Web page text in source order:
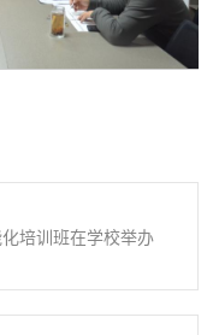
培训班在学校举办